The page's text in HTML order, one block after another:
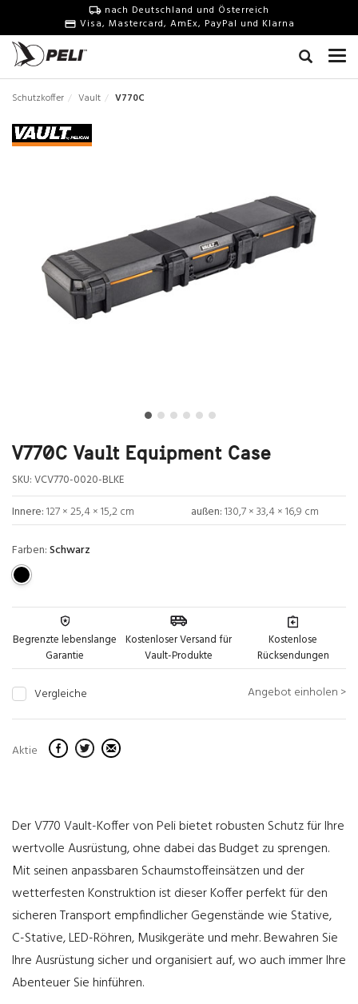
nach Deutschland und Österreich
Visa, Mastercard, AmEx, PayPal und Klarna
Schutzkoffer Vault V770C
V770C Vault Equipment Case
SKU:VCV770-0020-BLKE
Innere:127 × 25,4 × 15,2 cm außen:130,7 × 33,4 × 16,9 cm
Farben:Schwarz
Begrenzte lebenslange
Garantie
Kostenloser Versand für
Vault-Produkte
Kostenlose
Rücksendungen
Vergleiche Angebot einholen >
Aktie
Der V770 Vault-Koffer von Peli bietet robusten Schutz für Ihre
wertvolle Ausrüstung, ohne dabei das Budget zu sprengen.
Mit seinen anpassbaren Schaumstoffeinsätzen und der
wetterfesten Konstruktion ist dieser Koffer perfekt für den
sicheren Transport empfindlicher Gegenstände wie Stative,
C-Stative, LED-Röhren, Musikgeräte und mehr. Bewahren Sie
Ihre Ausrüstung sicher und organisiert auf, wo auch immer Ihre
Abenteuer Sie hinführen.